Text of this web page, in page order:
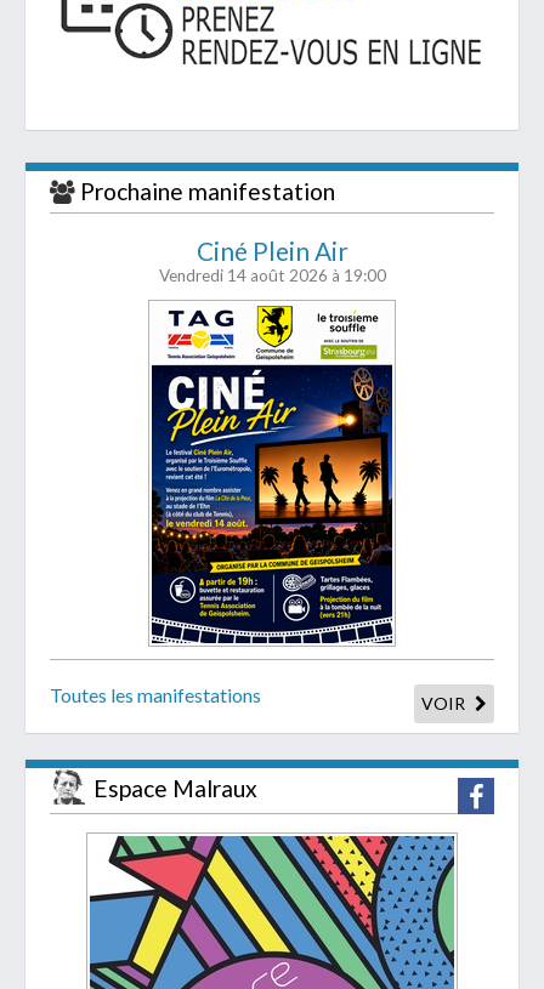
Prochaine manifestation
Ciné Plein Air
Vendredi 14 août 2026 à 19:00
Toutes les manifestations VOIR
Espace Malraux